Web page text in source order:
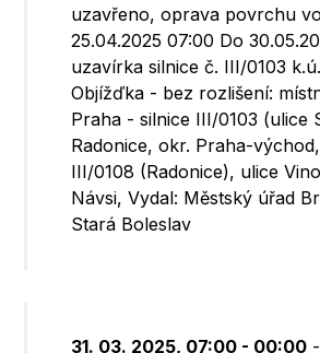
uzavřeno, oprava povrchu
25.04.2025 07:00 Do
uzavírka silnice č. III/0103
Objížďka - bez rozlišení:
Praha - silnice III/0103 (ulice
Radonice, okr. Praha-
III/0108 (Radonice), ulice
Návsi, Vydal: Městský úřad
Stará Boleslav
31. 03. 2025, 07:00 - 00:00